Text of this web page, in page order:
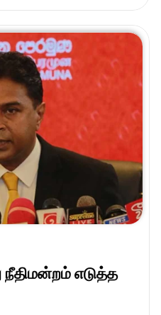
நீதிமன்றம் எடுத்த